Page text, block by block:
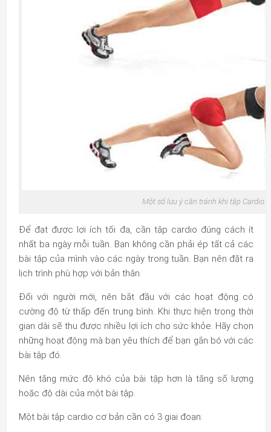
Một số lưu ý cần tránh khi tập Cardio
Để đạt được lợi ích tối đa, cần tập cardio đúng cách ít
nhất ba ngày mỗi tuần. Bạn không cần phải ép tất cả các
bài tập của mình vào các ngày trong tuần. Bạn nên đặt ra
lịch trình phù hợp với bản thân.
Đối với người mới, nên bắt đầu với các hoạt động có
cường độ từ thấp đến trung bình. Khi thực hiện trong thời
gian dài sẽ thu được nhiều lợi ích cho sức khỏe. Hãy chọn
những hoạt động mà bạn yêu thích để bạn gắn bó với các
bài tập đó.
Nên tăng mức độ khó của bài tập hơn là tăng số lượng
hoặc độ dài của một bài tập.
Một bài tập cardio cơ bản cần có 3 giai đoạn: